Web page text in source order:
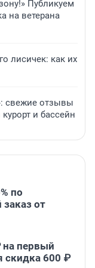
Публикуем
на ветерана
лисичек: как их
свежие отзывы
и бассейн
по
от
на первый
скидка 600 ₽